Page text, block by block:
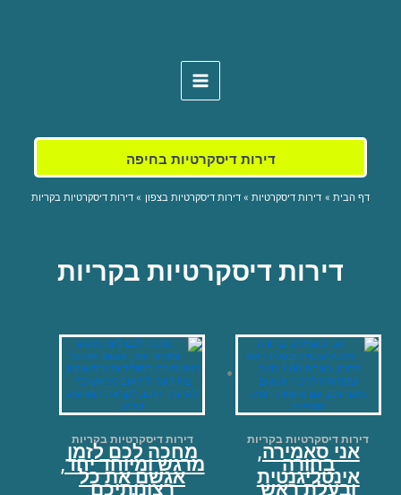
דירות דיסקרטיות בחיפה
דף הבית דירות דיסקרטיות דירות דיסקרטיות בצפון דירות דיסקרטיות בקריות
דירות דיסקרטיות בקריות
דירות דיסקרטיות בקריות
אני סאמירה,
בחורה
אינטליגנטית
ובעלת ראש
דירות דיסקרטיות בקריות
מחכה לכם לזמן
מרגש ומיוחד יחד,
אגשם את כל
רצונותיכם